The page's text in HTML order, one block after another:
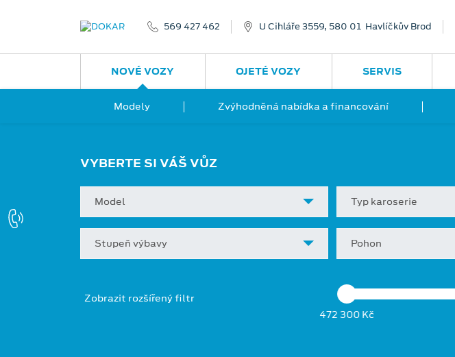
569 427 462 U Cihláře 3559, 580 01 Havlíčkův Brod
NOVÉ VOZY
Modely Zvýhodněná nabídka a financování
OJETÉ VOZY SERVIS
VYBERTE SI VÁŠ VŮZ
Model Typ karoserie
Stupeň výbavy Pohon
Zobrazit rozšířený filtr
472 300 Kč